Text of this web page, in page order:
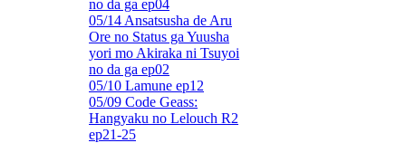
no da ga ep04
05/14 Ansatsusha de Aru
Ore no Status ga Yuusha
yori mo Akiraka ni Tsuyoi
no da ga ep02
05/10 Lamune ep12
05/09 Code Geass:
Hangyaku no Lelouch R2
ep21-25